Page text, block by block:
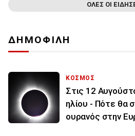
ΟΛΕΣ ΟΙ
ΔΗΜΟΦΙΛΗ
ΚΟΣΜΟΣ
Στις 12
ηλίου - Πότε θα
ουρανός στην